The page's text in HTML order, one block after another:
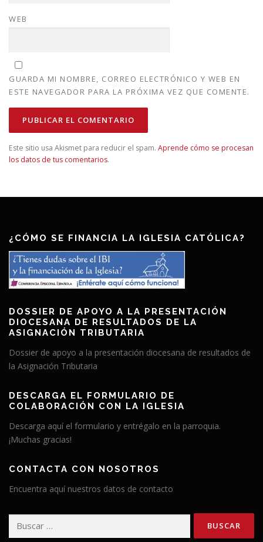
WEB
GUARDA MI NOMBRE, CORREO ELECTRÓNICO Y WEB EN
ESTE NAVEGADOR PARA LA PRÓXIMA VEZ QUE COMENTE.
Este sitio usa Akismet para reducir el spam. Aprende cómo se procesan
los datos de tus comentarios.
¿CÓMO SE FINANCIA LA IGLESIA CATÓLICA?
DOSSIER DE APOYO A LA PRESENTACIÓN
DIOCESANA DE RESULTADOS DE LA
ASIGNACIÓN TRIBUTARIA
Dossier de apoyo a la presentación diocesana de resultados de
la Asignación Tributaria
DESCARGA EL FORMULARIO DE
COLABORACIÓN CON LA IGLESIA
Descarga aquí el formulario y entrégalo en la parroquia.
¡Muchas gracias!
CONTACTA CON NOSOTROS
Encuentra aquí nuestros datos de contacto